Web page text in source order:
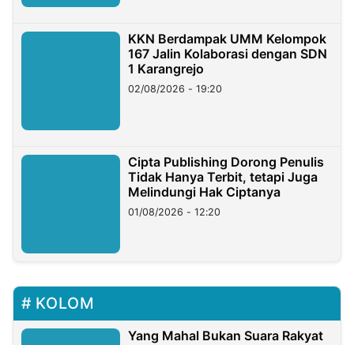
KKN Berdampak UMM Kelompok
167 Jalin Kolaborasi dengan SDN
1 Karangrejo
02/08/2026 - 19:20
Cipta Publishing Dorong Penulis
Tidak Hanya Terbit, tetapi Juga
Melindungi Hak Ciptanya
01/08/2026 - 12:20
KOLOM
Yang Mahal Bukan Suara Rakyat